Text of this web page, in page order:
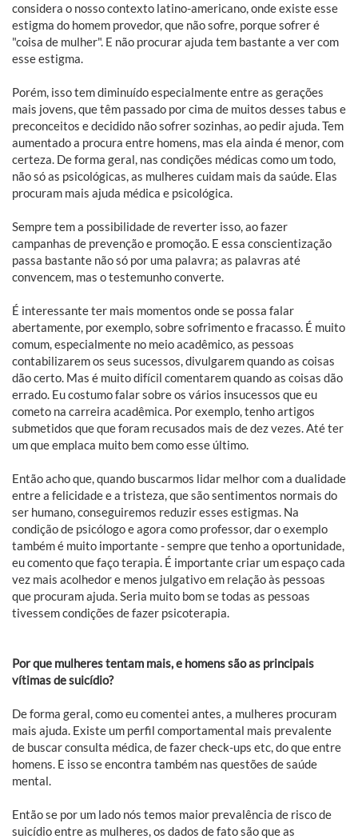
considera o nosso contexto latino-americano, onde existe esse
estigma do homem provedor, que não sofre, porque sofrer é
"coisa de mulher". E não procurar ajuda tem bastante a ver com
esse estigma.
Porém, isso tem diminuído especialmente entre as gerações
mais jovens, que têm passado por cima de muitos desses tabus e
preconceitos e decidido não sofrer sozinhas, ao pedir ajuda. Tem
aumentado a procura entre homens, mas ela ainda é menor, com
certeza. De forma geral, nas condições médicas como um todo,
não só as psicológicas, as mulheres cuidam mais da saúde. Elas
procuram mais ajuda médica e psicológica.
Sempre tem a possibilidade de reverter isso, ao fazer
campanhas de prevenção e promoção. E essa conscientização
passa bastante não só por uma palavra; as palavras até
convencem, mas o testemunho converte.
É interessante ter mais momentos onde se possa falar
abertamente, por exemplo, sobre sofrimento e fracasso. É muito
comum, especialmente no meio acadêmico, as pessoas
contabilizarem os seus sucessos, divulgarem quando as coisas
dão certo. Mas é muito difícil comentarem quando as coisas dão
errado. Eu costumo falar sobre os vários insucessos que eu
cometo na carreira acadêmica. Por exemplo, tenho artigos
submetidos que que foram recusados mais de dez vezes. Até ter
um que emplaca muito bem como esse último.
Então acho que, quando buscarmos lidar melhor com a dualidade
entre a felicidade e a tristeza, que são sentimentos normais do
ser humano, conseguiremos reduzir esses estigmas. Na
condição de psicólogo e agora como professor, dar o exemplo
também é muito importante - sempre que tenho a oportunidade,
eu comento que faço terapia. É importante criar um espaço cada
vez mais acolhedor e menos julgativo em relação às pessoas
que procuram ajuda. Seria muito bom se todas as pessoas
tivessem condições de fazer psicoterapia.
Por que mulheres tentam mais, e homens são as principais
vítimas de suicídio?
De forma geral, como eu comentei antes, a mulheres procuram
mais ajuda. Existe um perfil comportamental mais prevalente
de buscar consulta médica, de fazer check-ups etc, do que entre
homens. E isso se encontra também nas questões de saúde
mental.
Então se por um lado nós temos maior prevalência de risco de
suicídio entre as mulheres, os dados de fato são que as